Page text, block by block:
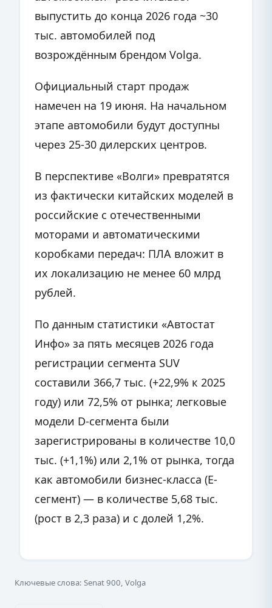
выпустить до конца 2026 года ~30
тыс. автомобилей под
возрождённым брендом Volga.
Официальный старт продаж
намечен на 19 июня. На начальном
этапе автомобили будут доступны
через 25-30 дилерских центров.
В перспективе «Волги» превратятся
из фактически китайских моделей в
российские с отечественными
моторами и автоматическими
коробками передач: ПЛА вложит в
их локализацию не менее 60 млрд
рублей.
По данным статистики «Автостат
Инфо» за пять месяцев 2026 года
регистрации сегмента SUV
составили 366,7 тыс. (+22,9% к 2025
году) или 72,5% от рынка; легковые
модели D-сегмента были
зарегистрированы в количестве 10,0
тыс. (+1,1%) или 2,1% от рынка, тогда
как автомобили бизнес-класса (Е-
сегмент) — в количестве 5,68 тыс.
(рост в 2,3 раза) и с долей 1,2%.
Ключевые слова: Senat 900, Volga